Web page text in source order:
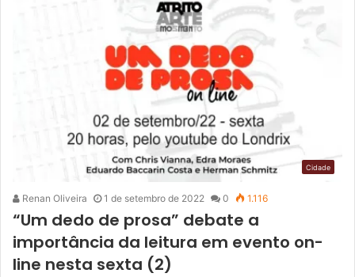
Cidade
Renan Oliveira 1 de setembro de 2022 0 1.116
“Um dedo de prosa” debate a
importância da leitura em evento on-
line nesta sexta (2)